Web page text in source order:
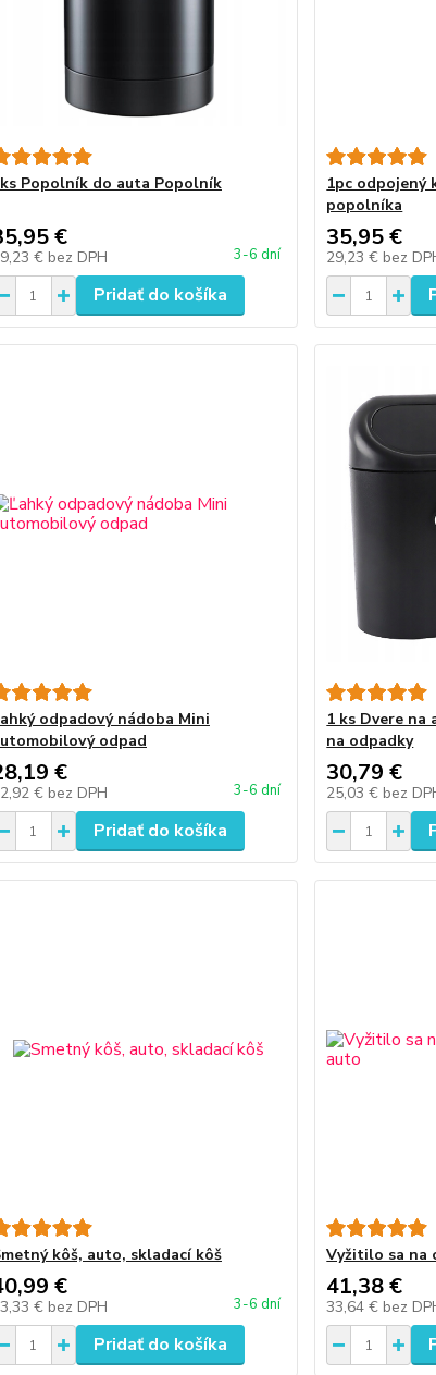
Popolník do auta Popolník
€
€ bez DPH 3-6 dní
Pridať do košíka
1pc odpojený
popolníka
35,95 €
29,23 € bez
odpadový nádoba Mini
odpad
€
€ bez DPH 3-6 dní
Pridať do košíka
1 ks Dvere
na odpadky
30,79 €
25,03 € bez
kôš, auto, skladací kôš
€
€ bez DPH 3-6 dní
Pridať do košíka
Vyžitilo sa na
41,38 €
33,64 € bez